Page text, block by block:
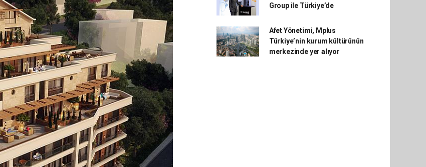
Group ile Türkiye’de
Afet Yönetimi, Mplus
Türkiye’nin kurum kültürünün
merkezinde yer alıyor